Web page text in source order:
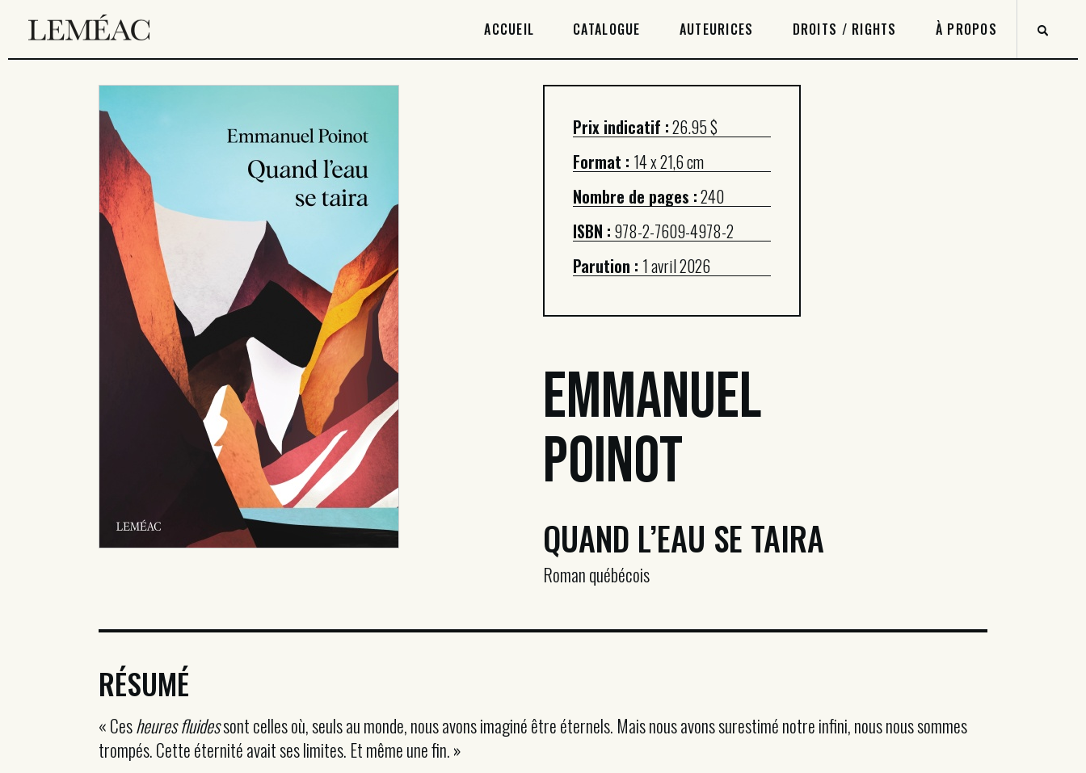
ACCUEIL CATALOGUE AUTEURICES DROITS / RIGHTS À PROPOS
CATALOGUE
DROITS / RIGHTS
À PROPOS
Prix indicatif :26.95 $
Format : 14 x 21,6 cm
Nombre de pages :240
ISBN : 978-2-7609-4978-2
Parution : 1 avril 2026
Emmanuel
Poinot
QUAND L’EAU SE TAIRA
Roman québécois
RÉSUMÉ
« Cesheures fluidessont celles où, seuls au monde, nous avons imaginé être éternels. Mais nous avons surestimé notre infini, nous nous sommes
trompés. Cette éternité avait ses limites. Et même une fin. »